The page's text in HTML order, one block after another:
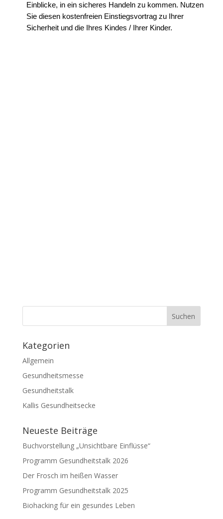
Einblicke, in ein sicheres Handeln zu kommen. Nutzen
Sie diesen kostenfreien Einstiegsvortrag zu Ihrer
Sicherheit und die Ihres Kindes / Ihrer Kinder.
Kategorien
Allgemein
Gesundheitsmesse
Gesundheitstalk
Kallis Gesundheitsecke
Neueste Beiträge
Buchvorstellung „Unsichtbare Einflüsse“
Programm Gesundheitstalk 2026
Der Frosch im heißen Wasser
Programm Gesundheitstalk 2025
Biohacking für ein gesundes Leben